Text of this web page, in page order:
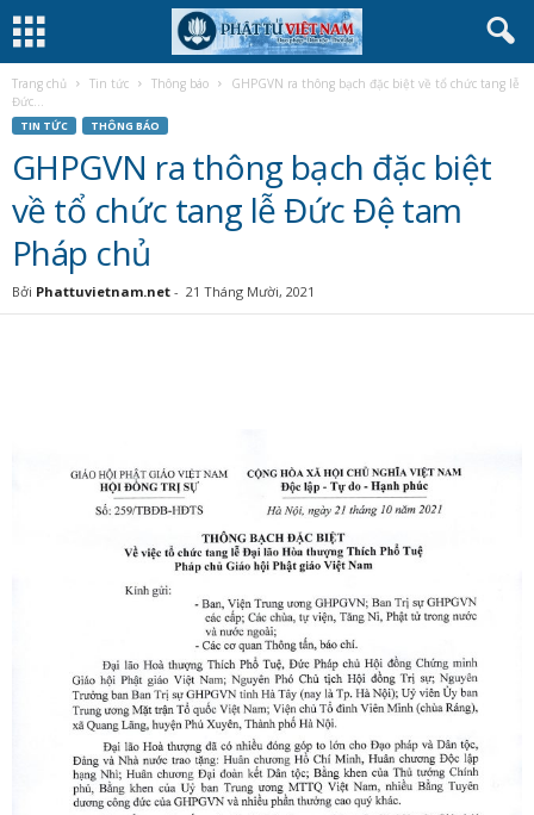
Trang chủ Tin tức Thông báo
GHPGVN ra thông bạch đặc biệt về tổ chức tang lễ
Đức...
TIN TỨC THÔNG BÁO
GHPGVN ra thông bạch đặc biệt
về tổ chức tang lễ Đức Đệ tam
Pháp chủ
Bởi Phattuvietnam.net - 21 Tháng Mười, 2021